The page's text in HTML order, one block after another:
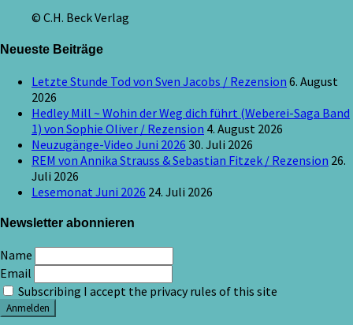
© C.H. Beck Verlag
Neueste Beiträge
Letzte Stunde Tod von Sven Jacobs / Rezension 6. August
2026
Hedley Mill ~ Wohin der Weg dich führt (Weberei-Saga Band
1) von Sophie Oliver / Rezension 4. August 2026
Neuzugänge-Video Juni 2026 30. Juli 2026
REM von Annika Strauss & Sebastian Fitzek / Rezension 26.
Juli 2026
Lesemonat Juni 2026 24. Juli 2026
Newsletter abonnieren
Name
Email
Subscribing I accept the privacy rules of this site